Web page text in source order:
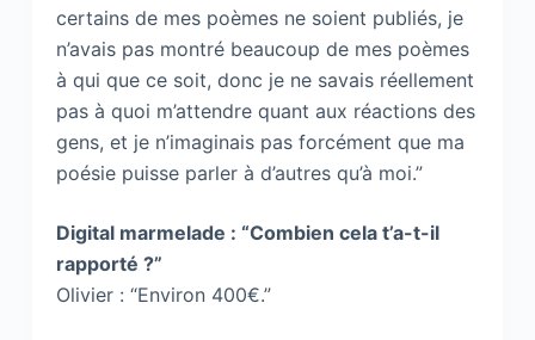
certains de mes poèmes ne soient publiés, je
n’avais pas montré beaucoup de mes poèmes
à qui que ce soit, donc je ne savais réellement
pas à quoi m’attendre quant aux réactions des
gens, et je n’imaginais pas forcément que ma
poésie puisse parler à d’autres qu’à moi.”
Digital marmelade : “Combien cela t’a-t-il
rapporté ?”
Olivier : “Environ 400€.”